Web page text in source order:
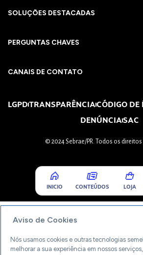
SOLUÇÕES DESTACADAS
PERGUNTAS CHAVES​
CANAIS DE CONTATO
LGPDTRANSPARÊNCIACÓDIGO DE
DENÚNCIASAC
© 2024 Sebrae/PR. Todos os
INICIO CONTEÚDOS LOJA
Aviso de Cookies
Nós usamos cookies e outras tecnologias
melhorar a sua experiência em nossos